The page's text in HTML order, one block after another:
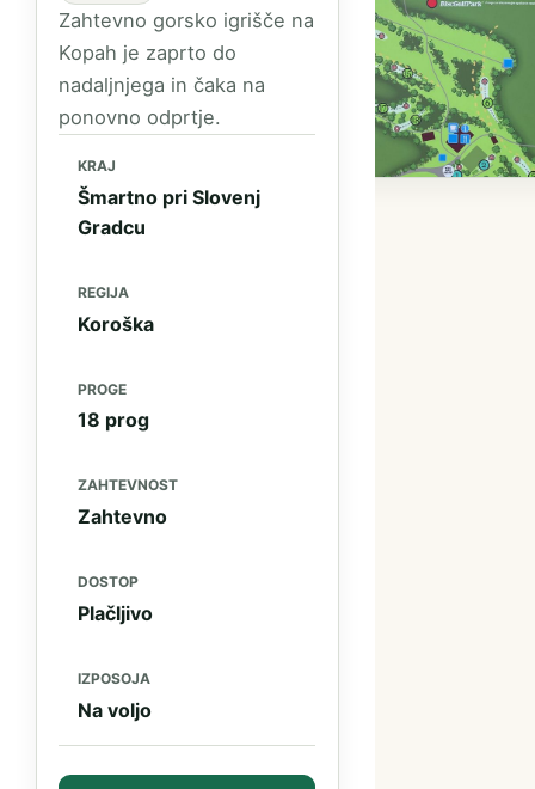
Zahtevno gorsko igrišče na
Kopah je zaprto do
nadaljnjega in čaka na
ponovno odprtje.
KRAJ
Šmartno pri Slovenj
Gradcu
REGIJA
Koroška
PROGE
18 prog
ZAHTEVNOST
Zahtevno
DOSTOP
Plačljivo
IZPOSOJA
Na voljo